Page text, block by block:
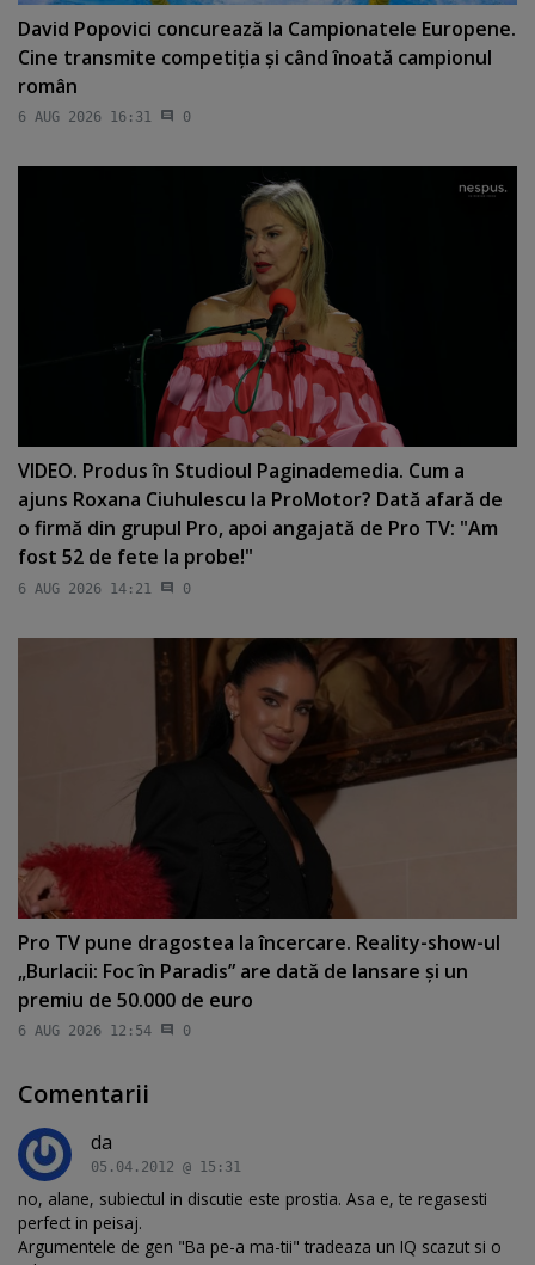
David Popovici concurează la Campionatele Europene.
Cine transmite competiţia şi când înoată campionul
român
6 AUG 2026 16:31 0
VIDEO. Produs în Studioul Paginademedia. Cum a
ajuns Roxana Ciuhulescu la ProMotor? Dată afară de
o firmă din grupul Pro, apoi angajată de Pro TV: "Am
fost 52 de fete la probe!"
6 AUG 2026 14:21 0
Pro TV pune dragostea la încercare. Reality-show-ul
„Burlacii: Foc în Paradis” are dată de lansare şi un
premiu de 50.000 de euro
6 AUG 2026 12:54 0
Comentarii
da
05.04.2012 @ 15:31
no, alane, subiectul in discutie este prostia. Asa e, te regasesti
perfect in peisaj.
Argumentele de gen "Ba pe-a ma-tii" tradeaza un IQ scazut si o